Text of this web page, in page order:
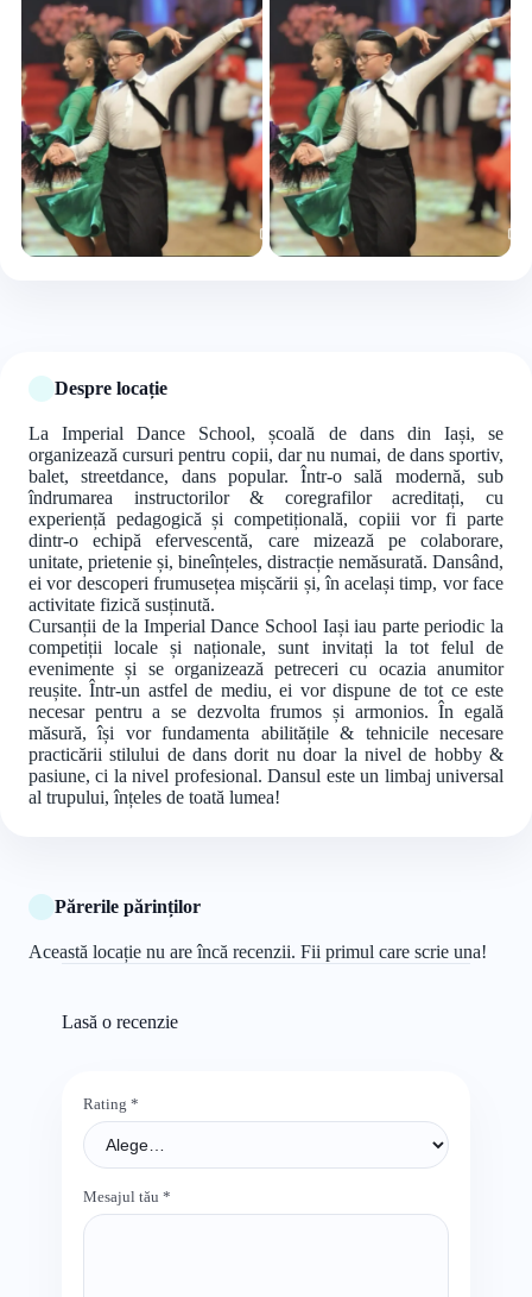
Despre locație
La Imperial Dance School, școală de dans din Iași, se
organizează cursuri pentru copii, dar nu numai, de dans sportiv,
balet, streetdance, dans popular. Într-o sală modernă, sub
îndrumarea instructorilor & coregrafilor acreditați, cu
experiență pedagogică și competițională, copiii vor fi parte
dintr-o echipă efervescentă, care mizează pe colaborare,
unitate, prietenie și, bineînțeles, distracție nemăsurată. Dansând,
ei vor descoperi frumusețea mișcării și, în același timp, vor face
activitate fizică susținută.
Cursanții de la Imperial Dance School Iași iau parte periodic la
competiții locale și naționale, sunt invitați la tot felul de
evenimente și se organizează petreceri cu ocazia anumitor
reușite. Într-un astfel de mediu, ei vor dispune de tot ce este
necesar pentru a se dezvolta frumos și armonios. În egală
măsură, își vor fundamenta abilitățile & tehnicile necesare
practicării stilului de dans dorit nu doar la nivel de hobby &
pasiune, ci la nivel profesional. Dansul este un limbaj universal
al trupului, înțeles de toată lumea!
Părerile părinților
Această locație nu are încă recenzii. Fii primul care scrie una!
Lasă o recenzie
Rating *
Mesajul tău *